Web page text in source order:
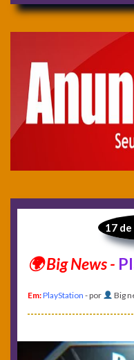
17
Em:PlayStation - por Big